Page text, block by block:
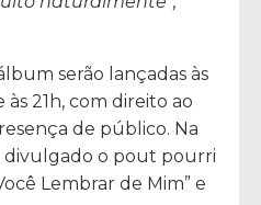
serão lançadas às
21h, com direito ao
de público. Na
divulgado o pout pourri
Lembrar de Mim” e